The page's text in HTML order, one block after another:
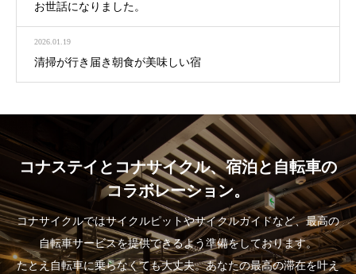
お世話になりました。
2026.01.19
清掃が行き届き朝食が美味しい宿
コナステイとコナサイクル、宿泊と自転車の
コラボレーション。
コナサイクルではサイクルピットやサイクルガイドなど、最高の
自転車サービスを提供できるよう準備をしております。
たとえ自転車に乗らなくても大丈夫。あなたの最高の滞在を叶え